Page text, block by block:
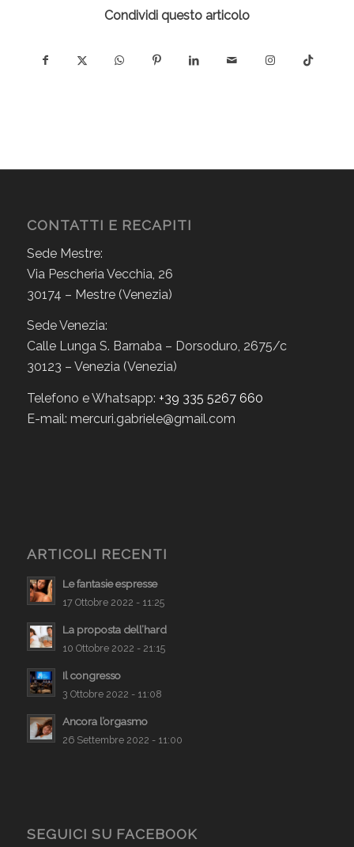
Condividi questo articolo
CONTATTI E RECAPITI
Sede Mestre:
Via Pescheria Vecchia, 26
30174 – Mestre (Venezia)
Sede Venezia:
Calle Lunga S. Barnaba – Dorsoduro, 2675/c
30123 – Venezia (Venezia)
Telefono e Whatsapp: +39 335 5267 660
E-mail: mercuri.gabriele@gmail.com
ARTICOLI RECENTI
Le fantasie espresse
17 Ottobre 2022 - 11:25
La proposta dell’hard
10 Ottobre 2022 - 21:15
Il congresso
3 Ottobre 2022 - 11:08
Ancora l’orgasmo
26 Settembre 2022 - 11:00
SEGUICI SU FACEBOOK